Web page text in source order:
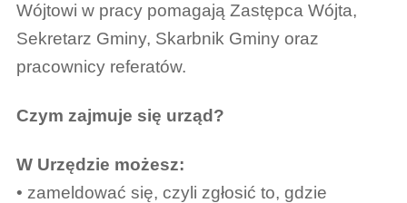
Wójtowi w pracy pomagają Zastępca Wójta,
Sekretarz Gminy, Skarbnik Gminy oraz
pracownicy referatów.
Czym zajmuje się urząd?
W Urzędzie możesz:
• zameldować się, czyli zgłosić to, gdzie